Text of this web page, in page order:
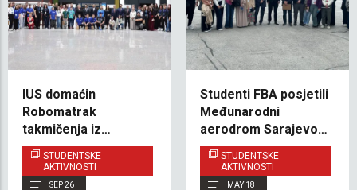
IUS domaćin
Robomatrak
takmičenja iz
tehnologije –
predstavljanje mladih
inovatora
STUDENTSKE
AKTIVNOSTI
SEP 26
Studenti FBA posjetili
Međunarodni
aerodrom Sarajevo i
istraživali poslovnu
etiku u praksi
STUDENTSKE
AKTIVNOSTI
MAY 18